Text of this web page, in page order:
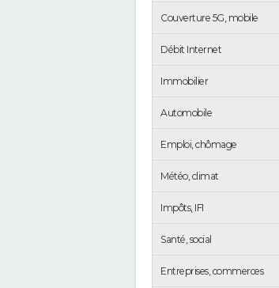
Couverture 5G, mobile
Débit Internet
Immobilier
Automobile
Emploi, chômage
Météo, climat
Impôts, IFI
Santé, social
Entreprises, commerces